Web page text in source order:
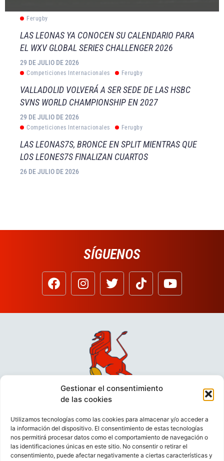
Gestionar el consentimiento
de las cookies
Utilizamos tecnologías como las cookies para almacenar y/o acceder a
la información del dispositivo. El consentimiento de estas tecnologías
nos permitirá procesar datos como el comportamiento de navegación o
las identificaciones únicas en este sitio. No consentir o retirar el
consentimiento, puede afectar negativamente a ciertas características y
Ferugby
LAS LEONAS YA CONOCEN SU CALENDARIO PARA
EL WXV GLOBAL SERIES CHALLENGER 2026
29 DE JULIO DE 2026
Competiciones Internacionales Ferugby
VALLADOLID VOLVERÁ A SER SEDE DE LAS HSBC
SVNS WORLD CHAMPIONSHIP EN 2027
29 DE JULIO DE 2026
Competiciones Internacionales Ferugby
LAS LEONAS7S, BRONCE EN SPLIT MIENTRAS QUE
LOS LEONES7S FINALIZAN CUARTOS
26 DE JULIO DE 2026
SÍGUENOS